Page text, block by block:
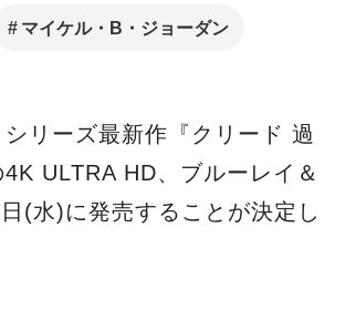
マイケル・B・ジョーダン
シリーズ最新作『クリード 過
ULTRA HD、ブルーレイ＆
(⽔)に発売することが決定し